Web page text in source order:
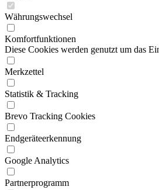
Währungswechsel
Komfortfunktionen
Diese Cookies werden genutzt um das
Merkzettel
Statistik & Tracking
Brevo Tracking Cookies
Endgeräteerkennung
Google Analytics
Partnerprogramm